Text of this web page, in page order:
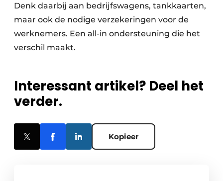
Denk daarbij aan bedrijfswagens, tankkaarten,
maar ook de nodige verzekeringen voor de
werknemers. Een all-in ondersteuning die het
verschil maakt.
Interessant artikel? Deel het
verder.
Kopieer